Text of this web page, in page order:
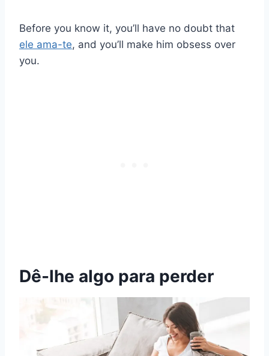
Before you know it, you’ll have no doubt that
ele ama-te, and you’ll make him obsess over
you.
Dê-lhe algo para perder